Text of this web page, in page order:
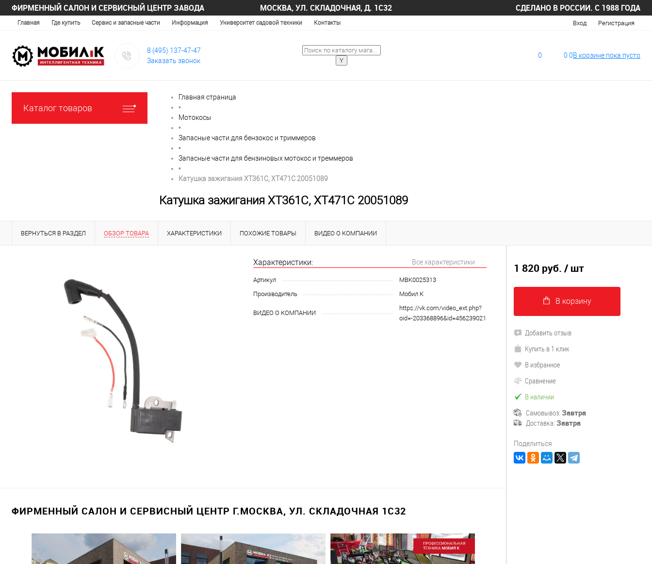
ФИРМЕННЫЙ САЛОН И СЕРВИСНЫЙ ЦЕНТР ЗАВОДА МОСКВА, УЛ. СКЛАДОЧНАЯ, Д. 1С32 СДЕЛАНО В РОССИИ. С 1988 ГОДА
Главная Где купить Сервис и запасные части Информация Университет садовой техники Контакты Вход Регистрация
8 (495) 137-47-47
Заказать звонок
0 0 0В корзине пока пусто
Каталог товаров
Главная страница
•
Мотокосы
•
Запасные части для бензокос и триммеров
•
Запасные части для бензиновых мотокос и треммеров
•
Катушка зажигания XT361C, XT471C 20051089
Катушка зажигания XT361C, XT471C 20051089
ВЕРНУТЬСЯ В РАЗДЕЛ ОБЗОР ТОВАРА ХАРАКТЕРИСТИКИ ПОХОЖИЕ ТОВАРЫ ВИДЕО О КОМПАНИИ
Характеристики: Все характеристики
Артикул
MBK0025313
Производитель
Мобил К
ВИДЕО О КОМПАНИИ
https://vk.com/video_ext.php?
oid=-203368896&id=456239021&hd=2
ФИРМЕННЫЙ САЛОН И СЕРВИСНЫЙ ЦЕНТР Г.МОСКВА, УЛ. СКЛАДОЧНАЯ 1С32
1 820 руб. / шт
В корзину
Добавить отзыв
Купить в 1 клик
В избранное
Сравнение
В наличии
Самовывоз: Завтра
Доставка: Завтра
Поделиться